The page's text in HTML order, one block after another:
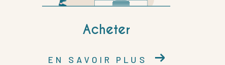
Acheter
EN SAVOIR PLUS